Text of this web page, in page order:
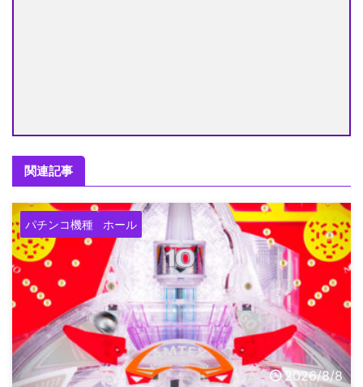
関連記事
パチンコ機種 ホール
2026/8/8